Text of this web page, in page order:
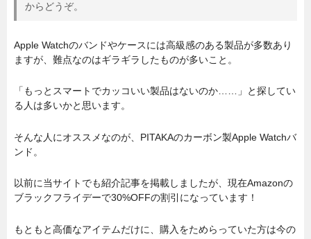
からどうぞ。
Apple Watchのバンドやケースには高級感のある製品が多数あり
ますが、難点なのはギラギラしたものが多いこと。
「もっとスマートでカッコいい製品はないのか……」と探してい
る人は多いかと思います。
そんな人にオススメなのが、PITAKAのカーボン製Apple Watchバ
ンド。
以前に当サイトでも紹介記事を掲載しましたが、現在Amazonの
ブラックフライデーで30%OFFの割引になっています！
もともと高価なアイテムだけに、購入をためらっていた方は今の